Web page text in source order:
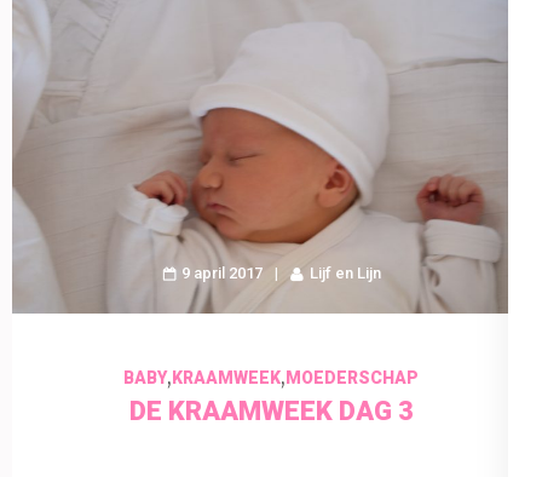
9 april 2017 Lijf en Lijn
BABY, KRAAMWEEK, MOEDERSCHAP
DE KRAAMWEEK DAG 3